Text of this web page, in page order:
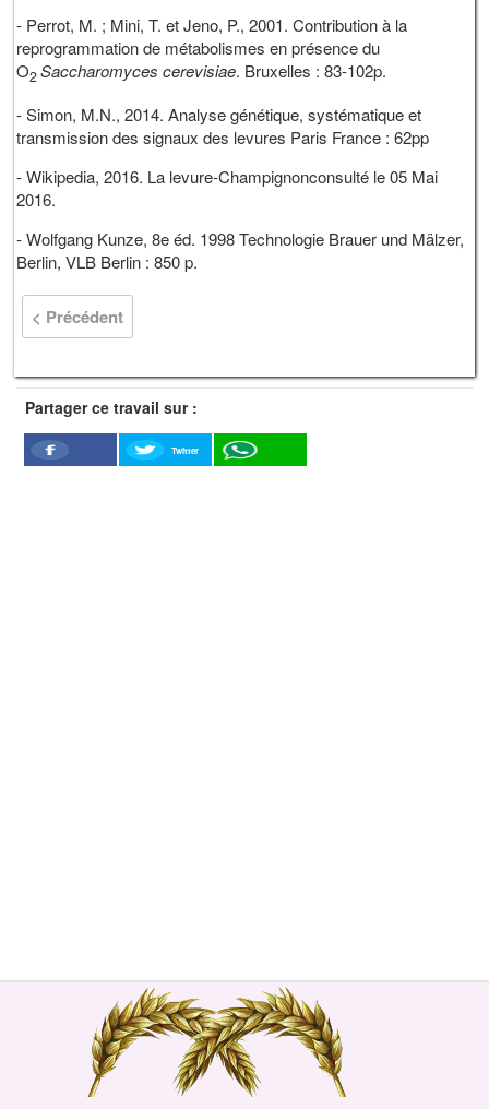
- Perrot, M. ; Mini, T. et Jeno, P., 2001. Contribution à la
reprogrammation de métabolismes en présence du
O2Saccharomyces cerevisiae. Bruxelles : 83-102p.
- Simon, M.N., 2014. Analyse génétique, systématique et
transmission des signaux des levures Paris France : 62pp
- Wikipedia, 2016. La levure-Champignonconsulté le 05 Mai
2016.
- Wolfgang Kunze, 8e éd. 1998 Technologie Brauer und Mälzer,
Berlin, VLB Berlin : 850 p.
< Précédent
Partager ce travail sur :
Facebook
Twitter